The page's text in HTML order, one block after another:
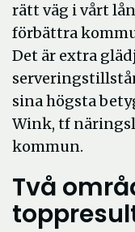
rätt väg i vårt
förbättra
Det är extra
sina högsta
Wink, tf
kommun.
Två